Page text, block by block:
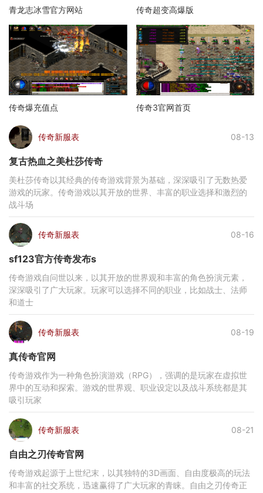
青龙志冰雪官方网站 传奇超变高爆版
传奇爆充值点 传奇3官网首页
传奇新服表 08-13
复古热血之美杜莎传奇
美杜莎传奇以其经典的传奇游戏背景为基础，深深吸引了无数热爱
游戏的玩家。传奇游戏以其开放的世界、丰富的职业选择和激烈的
战斗场
传奇新服表 08-16
sf123官方传奇发布s
传奇游戏自问世以来，以其开放的世界观和丰富的角色扮演元素，
深深吸引了广大玩家。玩家可以选择不同的职业，比如战士、法师
和道士
传奇新服表 08-19
真传奇官网
传奇游戏作为一种角色扮演游戏（RPG），强调的是玩家在虚拟世
界中的互动和探索。游戏的世界观、职业设定以及战斗系统都是其
吸引玩家
传奇新服表 08-21
自由之刃传奇官网
传奇游戏起源于上世纪末，以其独特的3D画面、自由度极高的玩法
和丰富的社交系统，迅速赢得了广大玩家的青睐。自由之刃传奇正